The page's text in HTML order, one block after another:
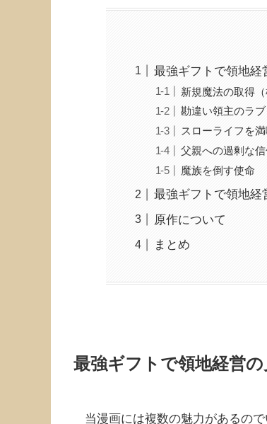
最強ギフトで領地経
新規魔法の取得（
勘違い領主のラブ
スローライフを
父親への過剰な信
魔族を倒す使命
最強ギフトで領地経
原作について
まとめ
最強ギフトで領地経営
当漫画には複数の魅力があるの